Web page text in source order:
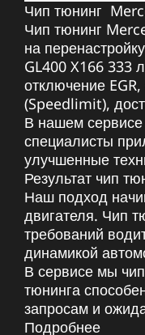
Чип тюнинг
Чип тюнинг
на
GL400 X166 333
отключение
(Speedlimit),
В нашем
специалисты
улучшенные
Результат чип
Наш подход
двигателя. Чип
требований
динамикой
В сервисе мы
тюнинга
запросам и
Подробнее